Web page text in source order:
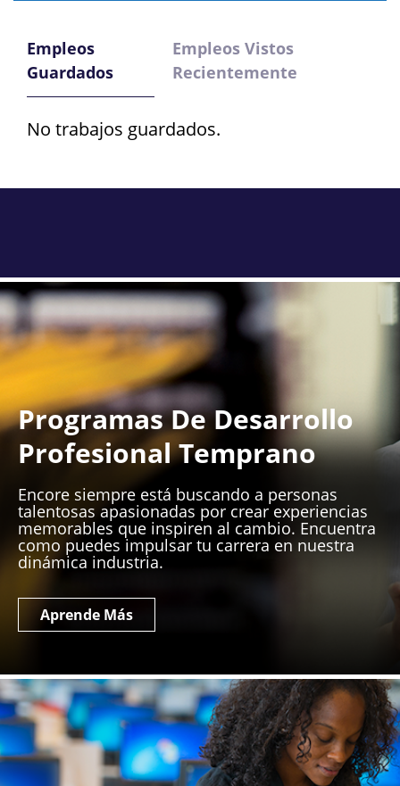
Empleos
Guardados
Empleos Vistos
Recientemente
No trabajos guardados.
Programas De Desarrollo
Profesional Temprano
Encore siempre está buscando a personas
talentosas apasionadas por crear experiencias
memorables que inspiren al cambio. Encuentra
como puedes impulsar tu carrera en nuestra
dinámica industria.
Aprende Más